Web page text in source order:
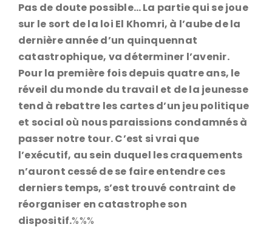
Pas de doute possible… La partie qui se joue
sur le sort de la loi El Khomri, à l’aube de la
dernière année d’un quinquennat
catastrophique, va déterminer l’avenir.
Pour la première fois depuis quatre ans, le
réveil du monde du travail et de la jeunesse
tend à rebattre les cartes d’un jeu politique
et social où nous paraissions condamnés à
passer notre tour. C’est si vrai que
l’exécutif, au sein duquel les craquements
n’auront cessé de se faire entendre ces
derniers temps, s’est trouvé contraint de
réorganiser en catastrophe son
dispositif.%%%